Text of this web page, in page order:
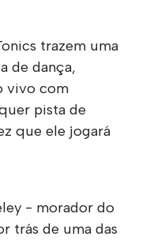
trazem uma
de dança,
vivo com
pista de
que ele jogará
- morador do
trás de uma das